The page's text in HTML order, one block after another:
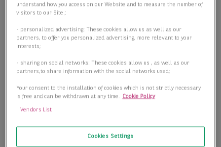
understand how you access on our Website and to measure the number of
visitors to our Site ;
- personalized advertising: These cookies allow us as well as our
partners, to offer you personalized advertising, more relevant to your
interests;
- sharing on social networks: These cookies allow us , as well as our
partners,to share information with the social networks used;
Your consent to the installation of cookies which is not strictly necessary
is free and can be withdrawn at any time. Cookie Policy
Vendors List
Cookies Settings